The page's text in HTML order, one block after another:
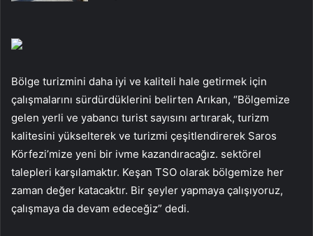
Bölge turizmini daha iyi ve kaliteli hale getirmek için
çalışmalarını sürdürdüklerini belirten Arıkan, “Bölgemize
gelen yerli ve yabancı turist sayısını artırarak, turizm
kalitesini yükselterek ve turizmi çeşitlendirerek Saros
Körfezi’mize yeni bir ivme kazandıracağız. sektörel
talepleri karşılamaktır. Keşan TSO olarak bölgemize her
zaman değer katacaktır. Bir şeyler yapmaya çalışıyoruz,
çalışmaya da devam edeceğiz” dedi.